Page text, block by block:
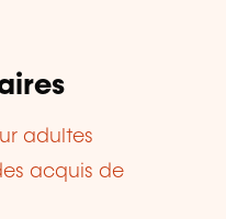
adultes
acquis de